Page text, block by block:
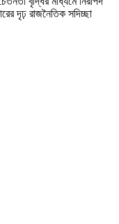
দৃঢ় রাজনৈতিক সদিচ্ছা